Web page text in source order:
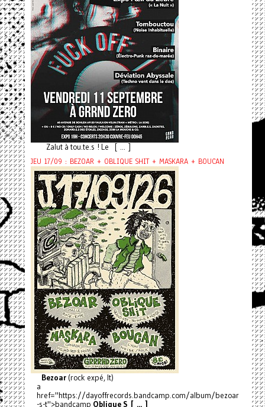
Zalut à tou.te.s ! Le [ ... ]
JEU 17/09 : BEZOAR + OBLIQUE SHIT + MASKARA + BOUCAN
Bezoar(rock expé, It)
a
href="https://dayoffrecords.bandcamp.com/album/bezoar
-s-t">bandcamp Oblique S [ ... ]